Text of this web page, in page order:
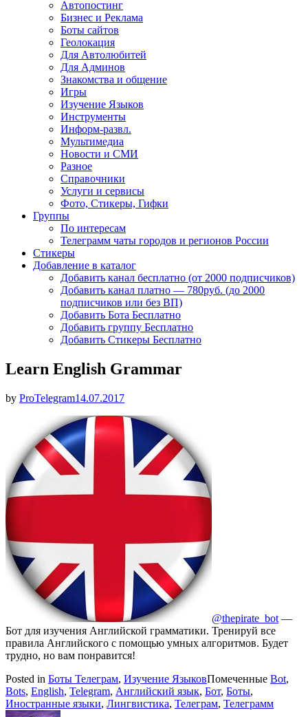
Автопостинг
Бизнес и Реклама
Боты сайтов
Геолокация
Для Автолюбитей
Для Админов
Знакомства и общение
Игры
Изучение Языков
Инструменты
Информ-развл.
Мультимедиа
Новости и СМИ
Разное
Справочники
Услуги и сервисы
Фото, Стикеры, Гифки
Группы
По интересам
Телеграмм чаты городов и регионов России
Стикеры
Добавление в каталог
Добавить канал бесплатно (от 2000 подписчиков)
Добавить канал платно — 780руб. (до 2000
подписчиков или без ВП)
Добавить Бота Бесплатно
Добавить группу Бесплатно
Добавить Стикеры Бесплатно
Learn English Grammar
by ProTelegramОпубликовано
14.07.2017
@thepirate_bot —
Бот для изучения Английской грамматики. Тренируй все
правила Английского с помощью умных алгоритмов. Будет
трудно, но вам понравится!
Posted in Боты Телеграм, Изучение ЯзыковПомеченные Bot,
Bots, English, Telegram, Английский язык, Бот, Боты,
Иностранные языки, Лингвистика, Телеграм, Телеграмм